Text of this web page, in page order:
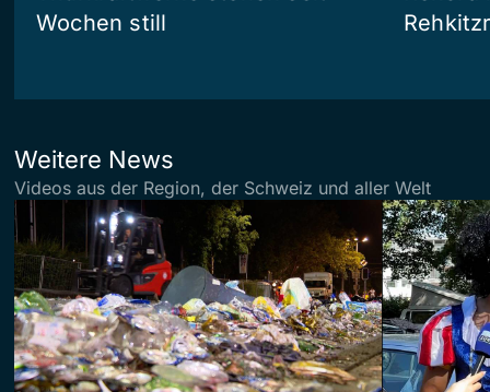
Wochen still
Weitere News
Videos aus der Region, der Schweiz und aller Welt